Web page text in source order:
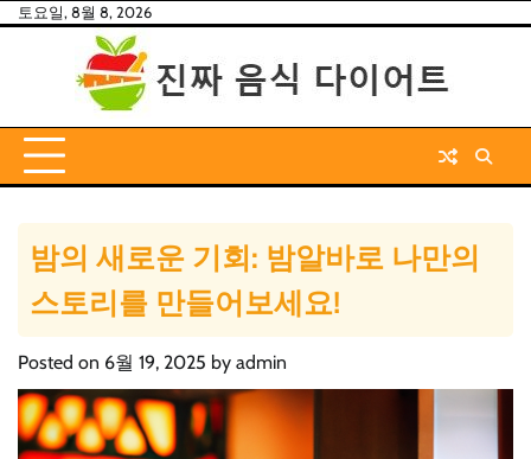
Skip토요일, 8월 8, 2026
밤의 새로운 기회: 밤알바로 나만의
스토리를 만들어보세요!
Posted on 6월 19, 2025 by admin